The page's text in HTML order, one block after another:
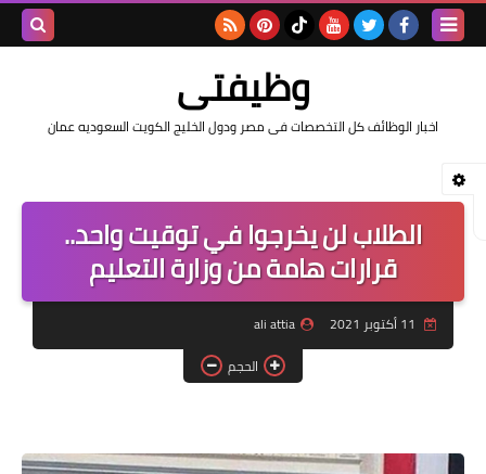
وظيفتى
اخبار الوظائف كل التخصصات فى مصر ودول الخليج الكويت السعوديه عمان
الطلاب لن يخرجوا في توقيت واحد..
قرارات هامة من وزارة التعليم
ali attia
الحجم